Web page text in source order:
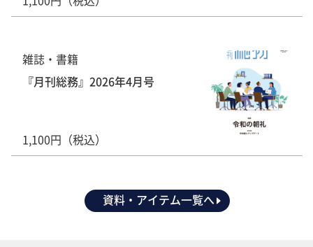
雑誌・書籍
『月刊総務』2026年4月号
1,100円（税込）
資料・アイテム一覧へ